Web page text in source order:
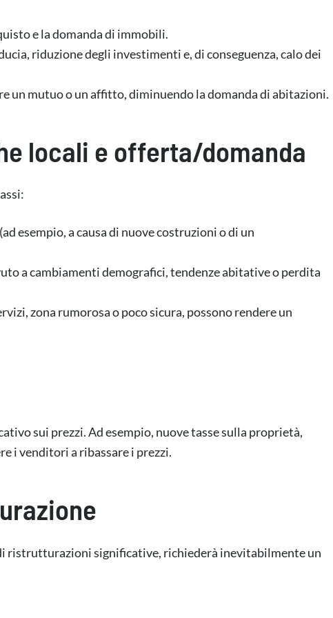
e la domanda di immobili.
riduzione degli investimenti e, di conseguenza, calo dei
un mutuo o un affitto, diminuendo la domanda di abitazioni.
locali e offerta/domanda
esempio, a causa di nuove costruzioni o di un
a cambiamenti demografici, tendenze abitative o perdita
zona rumorosa o poco sicura, possono rendere un
sui prezzi. Ad esempio, nuove tasse sulla proprietà,
i venditori a ribassare i prezzi.
ristrutturazioni significative, richiederà inevitabilmente un